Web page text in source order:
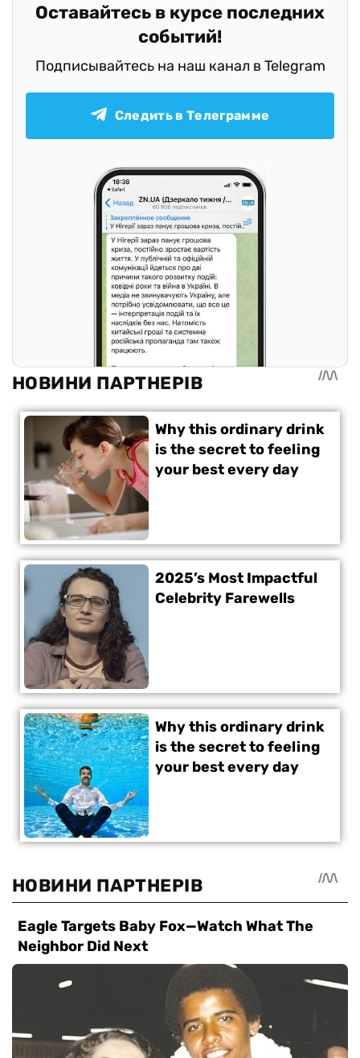
Оставайтесь в курсе последних
событий!
Подписывайтесь на наш канал в Telegram
Следить в Телеграмме